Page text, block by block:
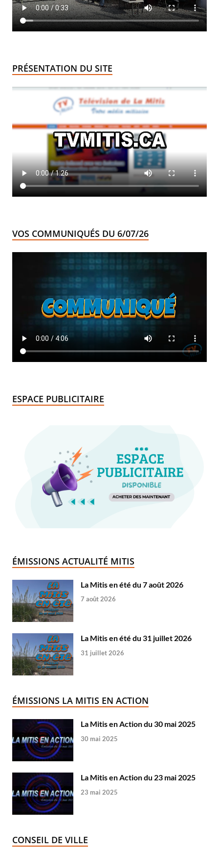
PRÉSENTATION DU SITE
VOS COMMUNIQUÉS DU 6/07/26
ESPACE PUBLICITAIRE
ÉMISSIONS ACTUALITÉ MITIS
La Mitis en été du 7 août 2026
7 août 2026
La Mitis en été du 31 juillet 2026
31 juillet 2026
ÉMISSIONS LA MITIS EN ACTION
La Mitis en Action du 30 mai 2025
30 mai 2025
La Mitis en Action du 23 mai 2025
23 mai 2025
CONSEIL DE VILLE